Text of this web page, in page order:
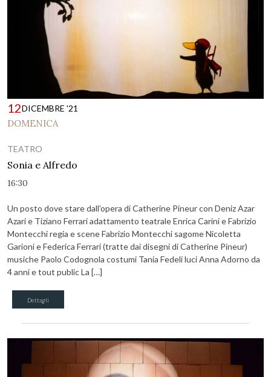
12DICEMBRE '21
DOMENICA
TEATRO
Sonia e Alfredo
16:30
Un posto dove stare dall’opera di Catherine Pineur con Deniz Azar
Azari e Tiziano Ferrari adattamento teatrale Enrica Carini e Fabrizio
Montecchi regia e scene Fabrizio Montecchi sagome Nicoletta
Garioni e Federica Ferrari (tratte dai disegni di Catherine Pineur)
musiche Paolo Codognola costumi Tania Fedeli luci Anna Adorno da
4 anni e tout public La […]
Dettagli